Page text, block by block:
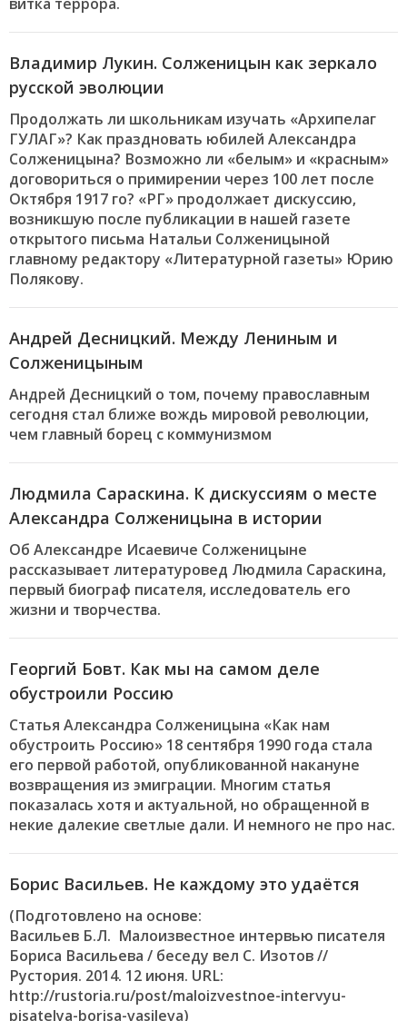
Владимир Лукин. Солженицын как зеркало
русской эволюции
Продолжать ли школьникам изучать «Архипелаг
ГУЛАГ»? Как праздновать юбилей Александра
Солженицына? Возможно ли «белым» и «красным»
договориться о примирении через 100 лет после
Октября 1917 го? «РГ» продолжает дискуссию,
возникшую после публикации в нашей газете
открытого письма Натальи Солженицыной
главному редактору «Литературной газеты» Юрию
Полякову.
Андрей Десницкий. Между Лениным и
Солженицыным
Андрей Десницкий о том, почему православным
сегодня стал ближе вождь мировой революции,
чем главный борец с коммунизмом
Людмила Сараскина. К дискуссиям о месте
Александра Солженицына в истории
Об Александре Исаевиче Солженицыне
рассказывает литературовед Людмила Сараскина,
первый биограф писателя, исследователь его
жизни и творчества.
Георгий Бовт. Как мы на самом деле
обустроили Россию
Статья Александра Солженицына «Как нам
обустроить Россию» 18 сентября 1990 года стала
его первой работой, опубликованной накануне
возвращения из эмиграции. Многим статья
показалась хотя и актуальной, но обращенной в
некие далекие светлые дали. И немного не про нас.
Борис Васильев. Не каждому это удаётся
(Подготовлено на основе:
Васильев Б.Л. Малоизвестное интервью писателя
Бориса Васильева / беседу вел С. Изотов //
Рустория. 2014. 12 июня. URL:
http://rustoria.ru/post/maloizvestnoe-intervyu-
pisatelya-borisa-vasileva)